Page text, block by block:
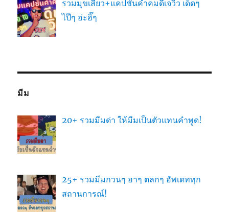
รวมมุขเสี่ยว+แคปชั่นคำคมดีเจวิว เด็ดๆ
ไป๊ๆ อ่ะฮิ๊ๆ
มีม
20+ รวมมีมด่า ให้มีมเป็นตัวแทนคำพูด!
25+ รวมมีมกวนๆ ฮาๆ ตลกๆ อัพเดททุก
สถานการณ์!